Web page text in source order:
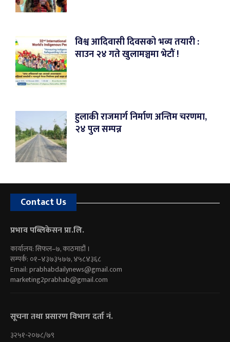
विश्व आदिवासी दिवसको भव्य तयारी :
साउन २४ गते खुलामञ्चमा भेटौं !
हुलाकी राजमार्ग निर्माण अन्तिम चरणमा,
२४ पुल सम्पन्न
Contact Us
प्रभाव पब्लिकेसन प्रा.लि.
कार्यालय: सिफल–७, काठमाडौं ।
सम्पर्क: ०१–४३७३५७७, ४५८४३६८
Email:prabhabdailynews@gmail.com
marketing2prabhab@gmail.com
सूचना तथा प्रसारण विभाग दर्ता नं.
३२५१-२०७८/७९